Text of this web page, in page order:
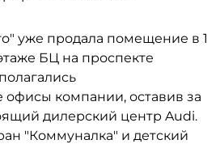
уже продала помещение в 1
БЦ на проспекте
компании, оставив за
дилерский центр Audi.
"Коммуналка" и детский